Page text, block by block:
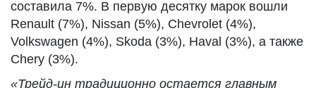
составила 7%. В первую десятку марок вошли
Renault (7%), Nissan (5%), Chevrolet (4%),
Volkswagen (4%), Skoda (3%), Haval (3%), а также
Chery (3%).
«Трейд-ин традиционно остается главным